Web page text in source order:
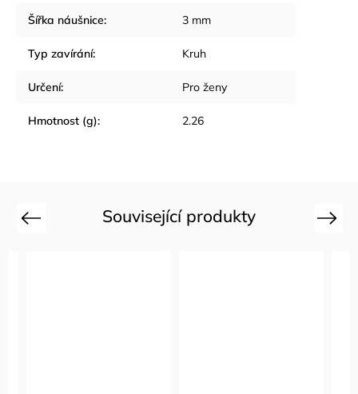
Šířka náušnice: 3 mm
Typ zavírání: Kruh
Určení: Pro ženy
Hmotnost (g): 2.26
Související produkty
Previous Next